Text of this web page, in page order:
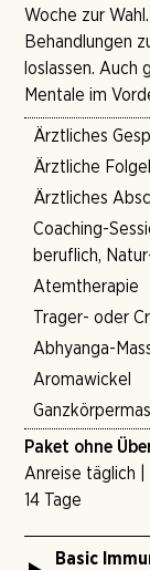
Woche zur
Behandlungen
loslassen. Auch
Mentale im
Ärztliches
Ärztliche
Ärztliches
Coaching-
beruflich,
Atemtherapie
Trager- oder
Abhyanga-
Aromawickel
Paket ohne
Anreise täglich
14 Tage
Basic